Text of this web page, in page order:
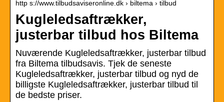
http s://www.tilbudsaviseronline.dk › biltema › tilbud
Kugleledsaftrækker,
justerbar tilbud hos Biltema
Nuværende Kugleledsaftrækker, justerbar tilbud
fra Biltema tilbudsavis. Tjek de seneste
Kugleledsaftrækker, justerbar tilbud og nyd de
billigste Kugleledsaftrækker, justerbar tilbud til
de bedste priser.